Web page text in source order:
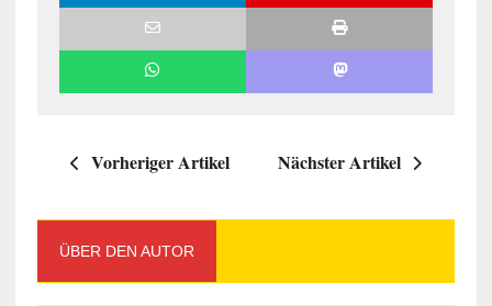
Vorheriger Artikel Nächster Artikel
ÜBER DEN AUTOR